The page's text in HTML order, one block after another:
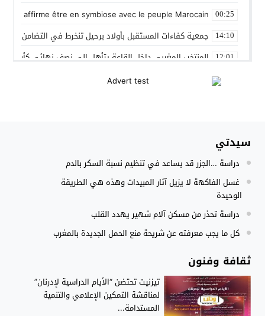
00:25
affirme être en symbiose avec le peuple Marocain
14:10 جمعية كفاءات المستقبل بأولاد برحيل تنخرط في التضامن
12:01 المنتخب المغربي داخل القاعة يتأهل الى نصف نهائي كأس
20:15 نادي بلد الوليد الإسباني يعلن عن ضم الدولي المغربي سليم
15:54
11:08 تزنيت : انطلاق فعاليات الدورة الثامنة للملتقى الدولي
سيدتي
دراسة …الجزر قد يساعد في تنظيم نسبة السكر بالدم
غسل الفاكهة لا يزيل آثار المبيدات وهذه هي الطريقة
الوحيدة
دراسة تحذر من مسكن آلام شهير يهدد القلب
كل ما يجب معرفته عن شريحة منع الحمل الجديدة بالمغرب
ثقافة وفنون
تيزنيت تحتضن “الأيام الدراسية لإدرنان”
لمناقشة التمكين الإعلامي والتنمية
المستدامة...